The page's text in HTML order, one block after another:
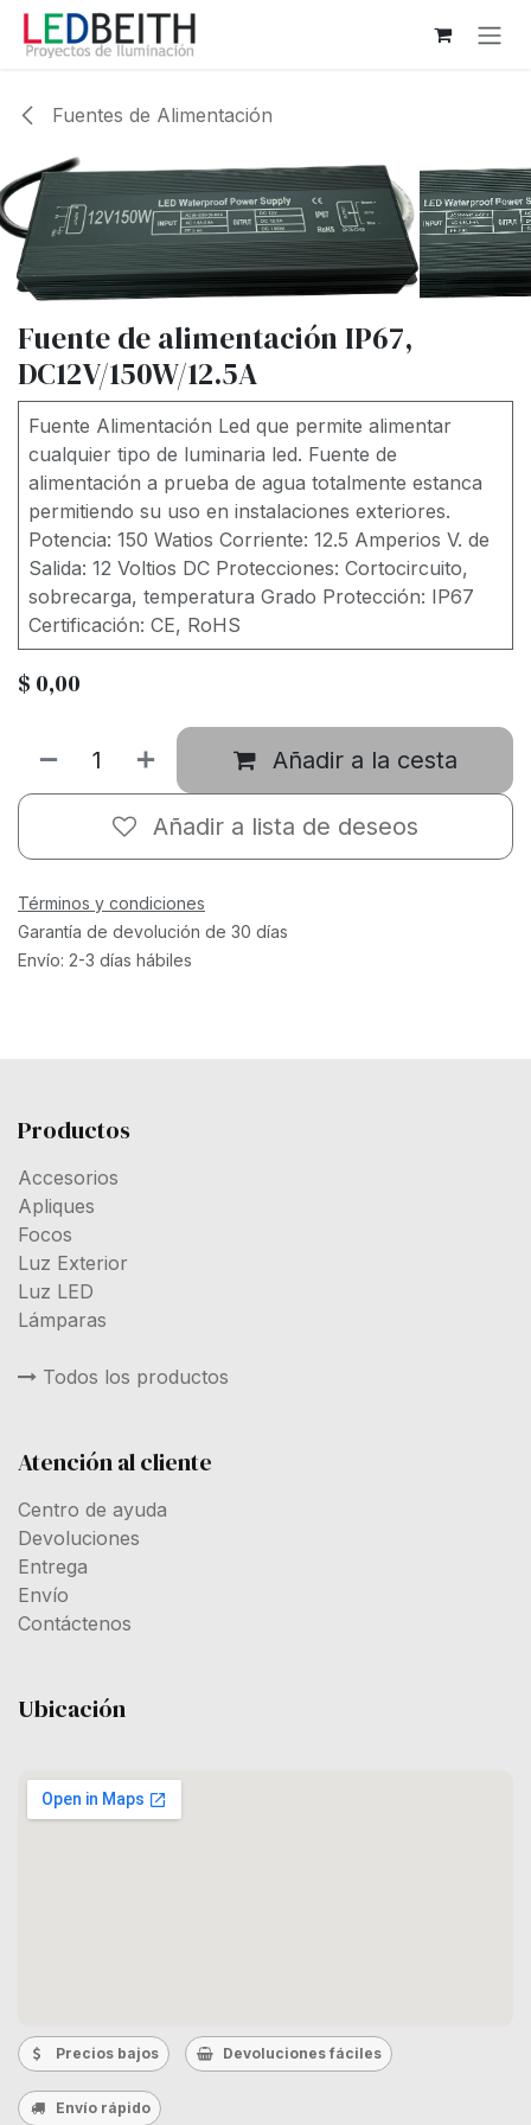
Ir al contenido
Fuentes de Alimentación
Fuente de alimentación IP67,
DC12V/150W/12.5A
Fuente Alimentación Led que permite alimentar
cualquier tipo de luminaria led. Fuente de
alimentación a prueba de agua totalmente estanca
permitiendo su uso en instalaciones exteriores.
Potencia: 150 Watios Corriente: 12.5 Amperios V. de
Salida: 12 Voltios DC Protecciones: Cortocircuito,
sobrecarga, temperatura Grado Protección: IP67
Certificación: CE, RoHS
$ 0,00
Añadir a la cesta
Añadir a lista de deseos
Términos y condiciones
Garantía de devolución de 30 días
Envío: 2-3 días hábiles
Productos
Accesorios
Apliques
Focos
Luz Exterior
Luz LED
Lámparas
Todos los productos
Atención al cliente
Centro de ayuda
Devoluciones
Entrega
Envío
Contáctenos
Ubicación
Precios bajos Devoluciones fáciles
Envío rápido